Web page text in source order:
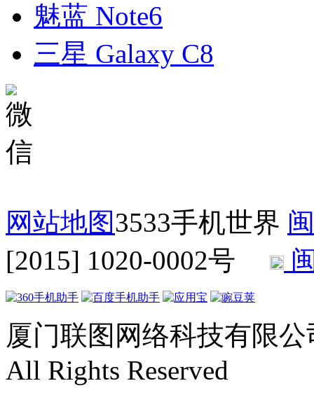
魅蓝 Note6
三星 Galaxy C8
网站地图3533手机世界
[2015] 1020-0002号
厦门联图网络科技有限公
All Rights Reserved